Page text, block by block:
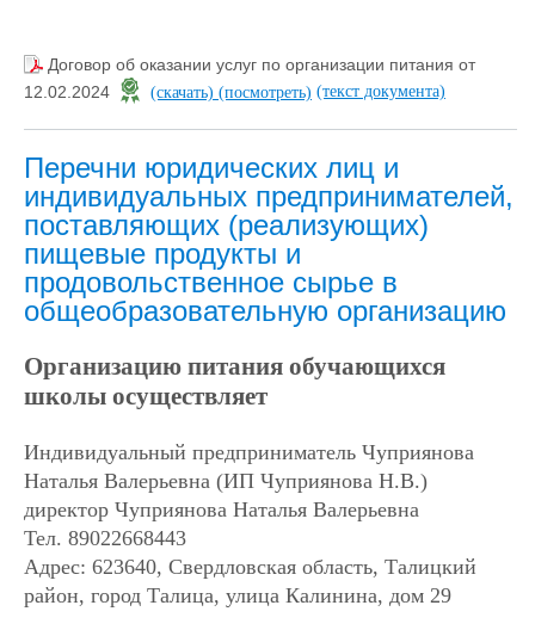
Договор об оказании услуг по организации питания от
12.02.2024
(скачать) (посмотреть) (текст документа)
Перечни юридических лиц и
индивидуальных предпринимателей,
поставляющих (реализующих)
пищевые продукты и
продовольственное сырье в
общеобразовательную организацию
Организацию питания обучающихся
школы осуществляет
Индивидуальный предприниматель Чуприянова
Наталья Валерьевна (ИП Чуприянова Н.В.)
директор Чуприянова Наталья Валерьевна
Тел. 89022668443
Адрес: 623640, Свердловская область, Талицкий
район, город Талица, улица Калинина, дом 29